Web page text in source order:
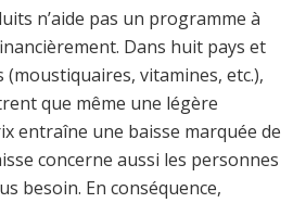
n’aide pas un programme à
Dans huit pays et
vitamines, etc.),
que même une légère
entraîne une baisse marquée de
concerne aussi les personnes
besoin. En conséquence,